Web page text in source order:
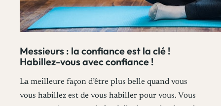
Messieurs : la confiance est la clé !
Habillez-vous avec confiance !
La meilleure façon d’être plus belle quand vous
vous habillez est de vous habiller pour vous. Vous